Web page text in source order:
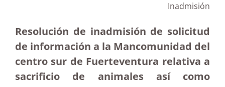
Inadmisión
Resolución de inadmisión de solicitud
de información a la Mancomunidad del
centro sur de Fuerteventura relativa a
sacrificio de animales así como